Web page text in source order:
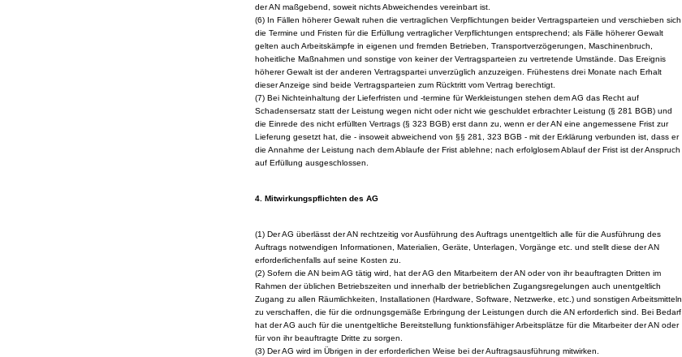
der AN maßgebend, soweit nichts Abweichendes vereinbart ist.
(6) In Fällen höherer Gewalt ruhen die vertraglichen Verpflichtungen beider Vertragsparteien und verschieben sich
die Termine und Fristen für die Erfüllung vertraglicher Verpflichtungen entsprechend; als Fälle höherer Gewalt
gelten auch Arbeitskämpfe in eigenen und fremden Betrieben, Transportverzögerungen, Maschinenbruch,
hoheitliche Maßnahmen und sonstige von keiner der Vertragsparteien zu vertretende Umstände. Das Ereignis
höherer Gewalt ist der anderen Vertragspartei unverzüglich anzuzeigen. Frühestens drei Monate nach Erhalt
dieser Anzeige sind beide Vertragsparteien zum Rücktritt vom Vertrag berechtigt.
(7) Bei Nichteinhaltung der Lieferfristen und -termine für Werkleistungen stehen dem AG das Recht auf
Schadensersatz statt der Leistung wegen nicht oder nicht wie geschuldet erbrachter Leistung (§ 281 BGB) und
die Einrede des nicht erfüllten Vertrags (§ 323 BGB) erst dann zu, wenn er der AN eine angemessene Frist zur
Lieferung gesetzt hat, die - insoweit abweichend von §§ 281, 323 BGB - mit der Erklärung verbunden ist, dass er
die Annahme der Leistung nach dem Ablaufe der Frist ablehne; nach erfolglosem Ablauf der Frist ist der Anspruch
auf Erfüllung ausgeschlossen.
4. Mitwirkungspflichten des AG
(1) Der AG überlässt der AN rechtzeitig vor Ausführung des Auftrags unentgeltlich alle für die Ausführung des
Auftrags notwendigen Informationen, Materialien, Geräte, Unterlagen, Vorgänge etc. und stellt diese der AN
erforderlichenfalls auf seine Kosten zu.
(2) Sofern die AN beim AG tätig wird, hat der AG den Mitarbeitern der AN oder von ihr beauftragten Dritten im
Rahmen der üblichen Betriebszeiten und innerhalb der betrieblichen Zugangsregelungen auch unentgeltlich
Zugang zu allen Räumlichkeiten, Installationen (Hardware, Software, Netzwerke, etc.) und sonstigen Arbeitsmitteln
zu verschaffen, die für die ordnungsgemäße Erbringung der Leistungen durch die AN erforderlich sind. Bei Bedarf
hat der AG auch für die unentgeltliche Bereitstellung funktionsfähiger Arbeitsplätze für die Mitarbeiter der AN oder
für von ihr beauftragte Dritte zu sorgen.
(3) Der AG wird im Übrigen in der erforderlichen Weise bei der Auftragsausführung mitwirken.